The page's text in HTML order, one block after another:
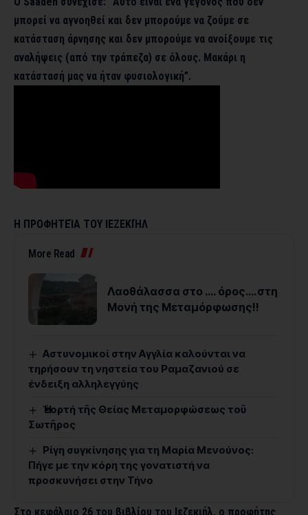
μπορεί να αγνοηθεί και δεν μπορούμε να ζούμε σε
κατάσταση άρνησης και δεν μπορούμε να ανοίξουμε τις
αναλήψεις (από την τράπεζα) σε όλους. Μακάρι η
κατάστασή μας να ήταν φυσιολογική”.
Η ΠΡΟΦΗΤΕΊΑ ΤΟΥ ΙΕΖΕΚΙΉΛ
More Read
Λαοθάλασσα στο …. όρος….στη
Μονή της Μεταμόρφωσης!!
Αστυνομικοί στην Αγγλία καλούνται να
τηρήσουν τη νηστεία του Ραμαζανιού σε
ένδειξη αλληλεγγύης
Ἡ ἑορτή τῆς Θείας Μεταμορφώσεως τοῦ
Σωτῆρος
Ρίγη συγκίνησης για τη Μαρία Μενούνος:
Πήγε με την κόρη της γονατιστή να
προσκυνήσει στην Τήνο
Στο κεφάλαιο 26 του βιβλίου του Ιεζεκιήλ, ο προφήτης